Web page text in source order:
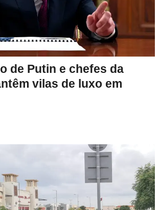
de Putin e chefes da
vilas de luxo em